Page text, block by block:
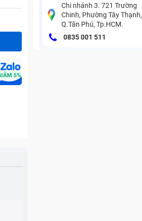
Chi nhánh 3. 721 Trường
Chinh, Phường Tây Thạnh,
Q.Tân Phú, Tp.HCM.
0835 001 511